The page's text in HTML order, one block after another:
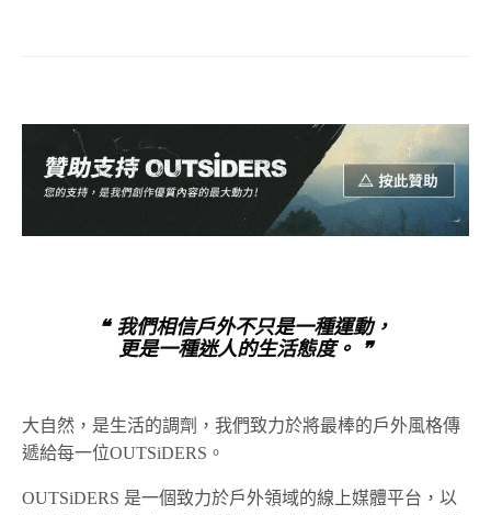
❝ 我們相信戶外不只是一種運動，
更是一種迷人的生活態度。 ❞
大自然，是生活的調劑，我們致力於將最棒的戶外風格傳
遞給每一位OUTSiDERS。
OUTSiDERS 是一個致力於戶外領域的線上媒體平台，以